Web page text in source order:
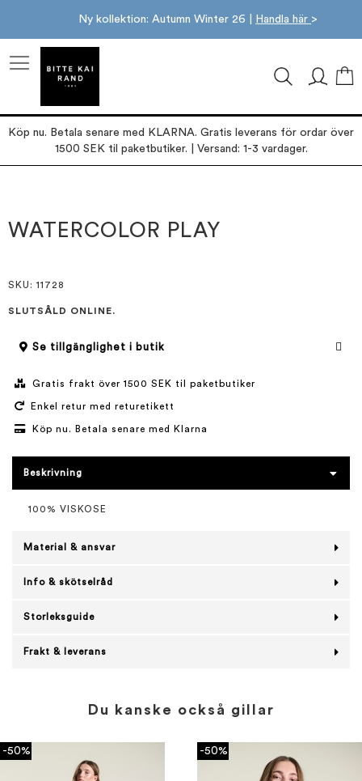
Ny kollektion: Autumn Winter 26 | Handla här >
Köp nu. Betala senare med KLARNA. Gratis leverans för ordar över
1500 SEK til paketbutiker. | Versand: 1-3 vardager.
slutet
av
början
av
WATERCOLOR PLAY
SKU : 11728
SLUTSÅLD ONLINE.
Se tillgänglighet i butik
Gratis frakt över 1500 SEK til paketbutiker
Enkel retur med returetikett
Köp nu. Betala senare med Klarna
Beskrivning
100% VISKOSE
Material & ansvar
Info & skötselråd
Storleksguide
Frakt & leverans
Du kanske också gillar
-50% -50%